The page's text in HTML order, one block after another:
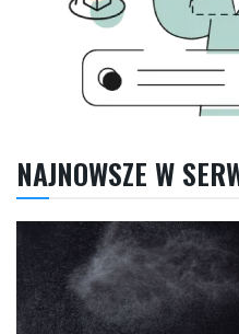
NAJNOWSZE W